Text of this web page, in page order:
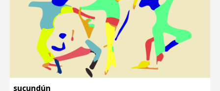
sucundún